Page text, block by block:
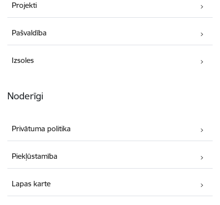
Projekti
Pašvaldība
Izsoles
Noderīgi
Privātuma politika
Piekļūstamība
Lapas karte